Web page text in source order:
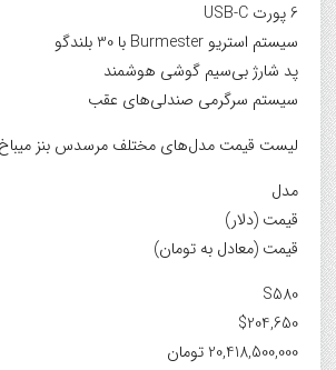
6 پورت USB-C
سیستم استریو Burmester با 30 بلندگو
پد شارژ بی‌سیم گوشی هوشمند
سیستم سرگرمی صندلی‌های عقب
لیست قیمت مدل‌های مختلف مرسدس بنز میباخ ۲۰۲۵
مدل
قیمت (دلار)
قیمت (معادل به تومان)
S580
$204,650
20,418,500,000 تومان